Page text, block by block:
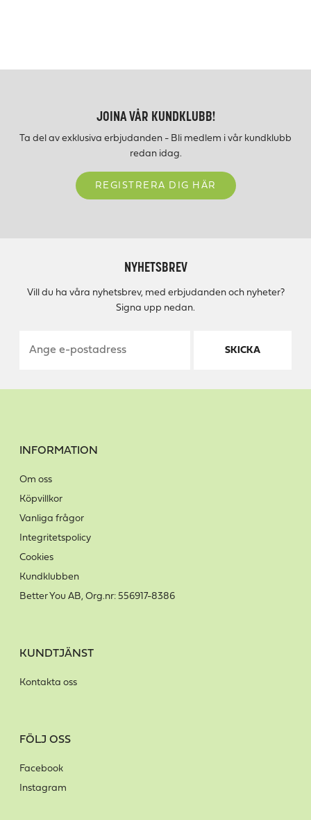
JOINA VÅR KUNDKLUBB!
Ta del av exklusiva erbjudanden - Bli medlem i vår kundklubb
redan idag.
REGISTRERA DIG HÄR
NYHETSBREV
Vill du ha våra nyhetsbrev, med erbjudanden och nyheter?
Signa upp nedan.
SKICKA
INFORMATION
Om oss
Köpvillkor
Vanliga frågor
Integritetspolicy
Cookies
Kundklubben
Better You AB, Org.nr: 556917-8386
KUNDTJÄNST
Kontakta oss
FÖLJ OSS
Facebook
Instagram